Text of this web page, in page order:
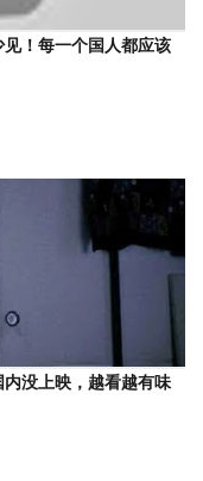
见！每一个国人都应该
内没上映，越看越有味